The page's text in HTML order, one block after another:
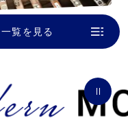
一覧を見る